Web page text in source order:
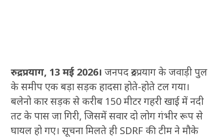
रुद्रप्रयाग, 13 मई 2026। जनपद रुद्रप्रयाग के जवाड़ी पुल
के समीप एक बड़ा सड़क हादसा होते-होते टल गया।
बलेनो कार सड़क से करीब 150 मीटर गहरी खाई में नदी
तट के पास जा गिरी, जिसमें सवार दो लोग गंभीर रूप से
घायल हो गए। सूचना मिलते ही SDRF की टीम ने मौके